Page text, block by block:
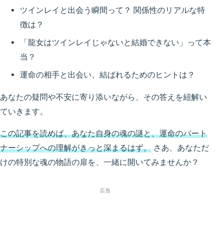
ツインレイと出会う瞬間って？ 関係性のリアルな特
徴は？
「龍女はツインレイじゃないと結婚できない」って本
当？
運命の相手と出会い、結ばれるためのヒントは？
あなたの疑問や不安に寄り添いながら、その答えを紐解い
ていきます。
この記事を読めば、あなた自身の魂の謎と、運命のパート
ナーシップへの理解がきっと深まるはず。 さあ、あなただ
けの特別な魂の物語の扉を、一緒に開いてみませんか？
広告